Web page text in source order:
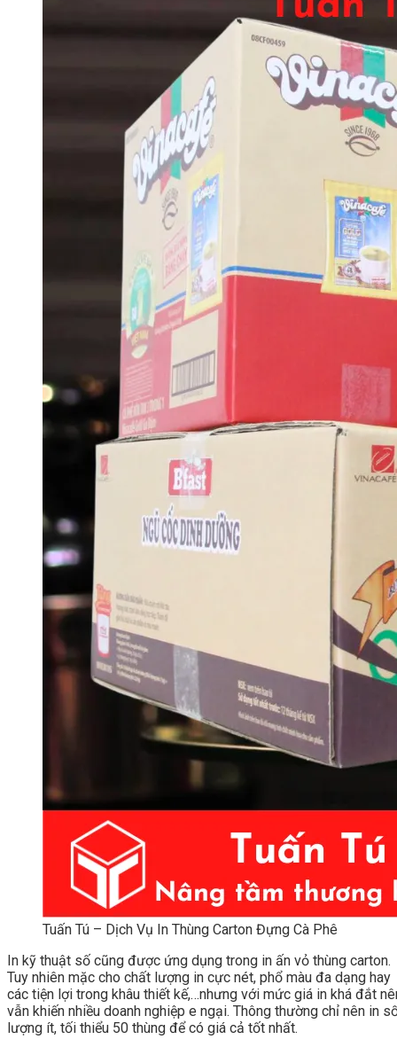
Tuấn Tú – Dịch Vụ In Thùng Carton Đựng Cà Phê
In kỹ thuật số cũng được ứng dụng trong in ấn vỏ thùng carton.
Tuy nhiên mặc cho chất lượng in cực nét, phổ màu đa dạng hay
các tiện lợi trong khâu thiết kế,…nhưng với mức giá in khá đắt
vẫn khiến nhiều doanh nghiệp e ngại. Thông thường chỉ nên in
lượng ít, tối thiểu 50 thùng để có giá cả tốt nhất.